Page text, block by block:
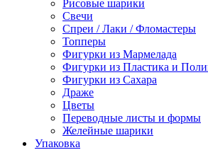
Рисовые шарики
Свечи
Спреи / Лаки / Фломастеры
Топперы
Фигурки из Мармелада
Фигурки из Пластика и
Фигурки из Сахара
Драже
Цветы
Переводные листы и формы
Желейные шарики
Упаковка